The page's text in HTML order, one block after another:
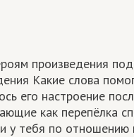
произведения
Какие слова
его настроение
как перепёлка
у тебя по отношению